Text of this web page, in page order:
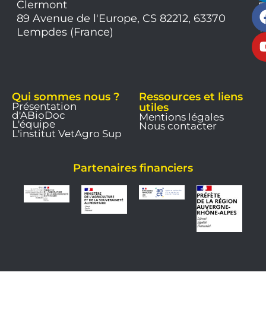
Clermont
89 Avenue de l'Europe, CS 82212, 63370
Lempdes (France)
Qui sommes nous ?
Présentation
d'ABioDoc
L'équipe
L'institut VetAgro Sup
Ressources et liens
utiles
Mentions légales
Nous contacter
Partenaires financiers